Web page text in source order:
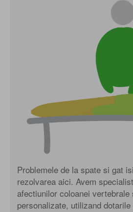
Problemele de la spate si gat
rezolvarea aici. Avem
afectiunilor coloanei
personalizate, utilizand